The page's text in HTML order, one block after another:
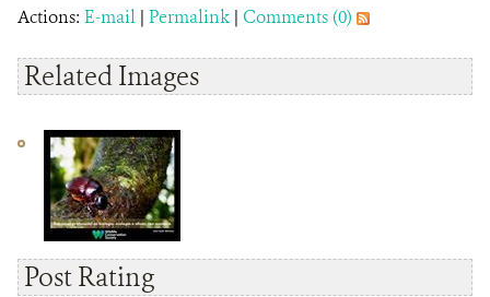
Actions: E-mail | Permalink | Comments (0)
Related Images
Post Rating